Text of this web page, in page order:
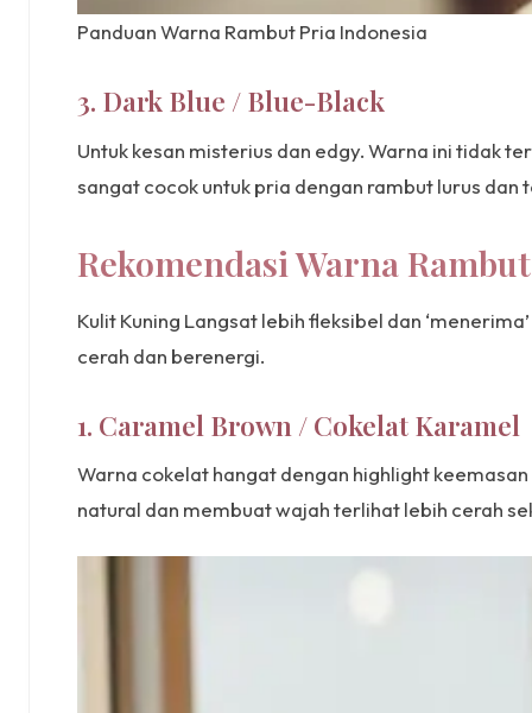
Panduan Warna Rambut Pria Indonesia
3. Dark Blue / Blue-Black
Untuk kesan misterius dan edgy. Warna ini tidak
sangat cocok untuk pria dengan rambut lurus
Rekomendasi Warna
Kulit Kuning Langsat lebih fleksibel dan
cerah dan berenergi.
1. Caramel Brown / Cokelat Karamel
Warna cokelat hangat dengan highlight
natural dan membuat wajah terlihat lebih cerah